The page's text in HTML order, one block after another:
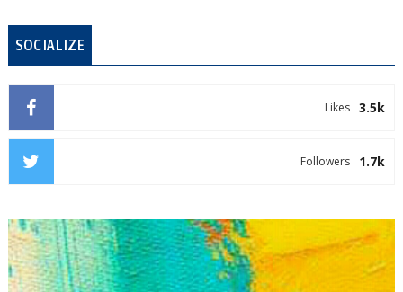
SOCIALIZE
3.5k
Likes
1.7k
Followers